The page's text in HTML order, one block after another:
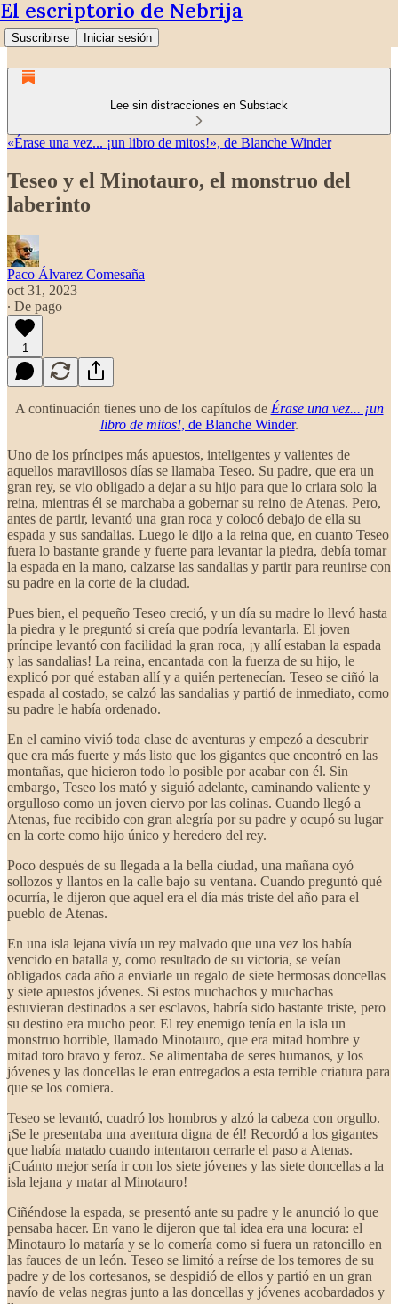
El escriptorio de Nebrija
Suscribirse Iniciar sesión
Lee sin distracciones en Substack
«Érase una vez... ¡un libro de mitos!», de Blanche Winder
Teseo y el Minotauro, el monstruo del
laberinto
Paco Álvarez Comesaña
oct 31, 2023
∙ De pago
1
A continuación tienes uno de los capítulos de Érase una vez... ¡un
libro de mitos!, de Blanche Winder.
Uno de los príncipes más apuestos, inteligentes y valientes de
aquellos maravillosos días se llamaba Teseo. Su padre, que era un
gran rey, se vio obligado a dejar a su hijo para que lo criara solo la
reina, mientras él se marchaba a gobernar su reino de Atenas. Pero,
antes de partir, levantó una gran roca y colocó debajo de ella su
espada y sus sandalias. Luego le dijo a la reina que, en cuanto Teseo
fuera lo bastante grande y fuerte para levantar la piedra, debía tomar
la espada en la mano, calzarse las sandalias y partir para reunirse con
su padre en la corte de la ciudad.
Pues bien, el pequeño Teseo creció, y un día su madre lo llevó hasta
la piedra y le preguntó si creía que podría levantarla. El joven
príncipe levantó con facilidad la gran roca, ¡y allí estaban la espada
y las sandalias! La reina, encantada con la fuerza de su hijo, le
explicó por qué estaban allí y a quién pertenecían. Teseo se ciñó la
espada al costado, se calzó las sandalias y partió de inmediato, como
su padre le había ordenado.
En el camino vivió toda clase de aventuras y empezó a descubrir
que era más fuerte y más listo que los gigantes que encontró en las
montañas, que hicieron todo lo posible por acabar con él. Sin
embargo, Teseo los mató y siguió adelante, caminando valiente y
orgulloso como un joven ciervo por las colinas. Cuando llegó a
Atenas, fue recibido con gran alegría por su padre y ocupó su lugar
en la corte como hijo único y heredero del rey.
Poco después de su llegada a la bella ciudad, una mañana oyó
sollozos y llantos en la calle bajo su ventana. Cuando preguntó qué
ocurría, le dijeron que aquel era el día más triste del año para el
pueblo de Atenas.
En una isla lejana vivía un rey malvado que una vez los había
vencido en batalla y, como resultado de su victoria, se veían
obligados cada año a enviarle un regalo de siete hermosas doncellas
y siete apuestos jóvenes. Si estos muchachos y muchachas
estuvieran destinados a ser esclavos, habría sido bastante triste, pero
su destino era mucho peor. El rey enemigo tenía en la isla un
monstruo horrible, llamado Minotauro, que era mitad hombre y
mitad toro bravo y feroz. Se alimentaba de seres humanos, y los
jóvenes y las doncellas le eran entregados a esta terrible criatura para
que se los comiera.
Teseo se levantó, cuadró los hombros y alzó la cabeza con orgullo.
¡Se le presentaba una aventura digna de él! Recordó a los gigantes
que había matado cuando intentaron cerrarle el paso a Atenas.
¡Cuánto mejor sería ir con los siete jóvenes y las siete doncellas a la
isla lejana y matar al Minotauro!
Ciñéndose la espada, se presentó ante su padre y le anunció lo que
pensaba hacer. En vano le dijeron que tal idea era una locura: el
Minotauro lo mataría y se lo comería como si fuera un ratoncillo en
las fauces de un león. Teseo se limitó a reírse de los temores de su
padre y de los cortesanos, se despidió de ellos y partió en un gran
navío de velas negras junto a las doncellas y jóvenes acobardados y